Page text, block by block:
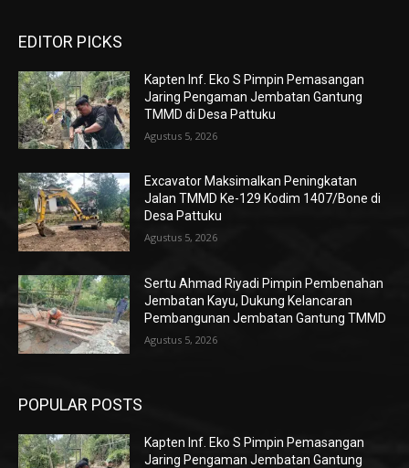
EDITOR PICKS
Kapten Inf. Eko S Pimpin Pemasangan
Jaring Pengaman Jembatan Gantung
TMMD di Desa Pattuku
Agustus 5, 2026
Excavator Maksimalkan Peningkatan
Jalan TMMD Ke-129 Kodim 1407/Bone di
Desa Pattuku
Agustus 5, 2026
Sertu Ahmad Riyadi Pimpin Pembenahan
Jembatan Kayu, Dukung Kelancaran
Pembangunan Jembatan Gantung TMMD
Agustus 5, 2026
POPULAR POSTS
Kapten Inf. Eko S Pimpin Pemasangan
Jaring Pengaman Jembatan Gantung